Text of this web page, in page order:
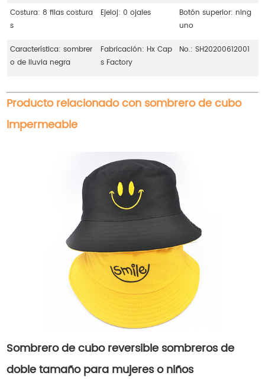
Costura: 8 filas costura
s
Ejeloj: 0 ojales
Botón superior: ning
uno
Característica: sombrer
o de lluvia negra
Fabricación: Hx Cap
s Factory
No.: SH20200612001
Producto relacionado con sombrero de cubo
impermeable
Sombrero de cubo reversible sombreros de
doble tamaño para mujeres o niños